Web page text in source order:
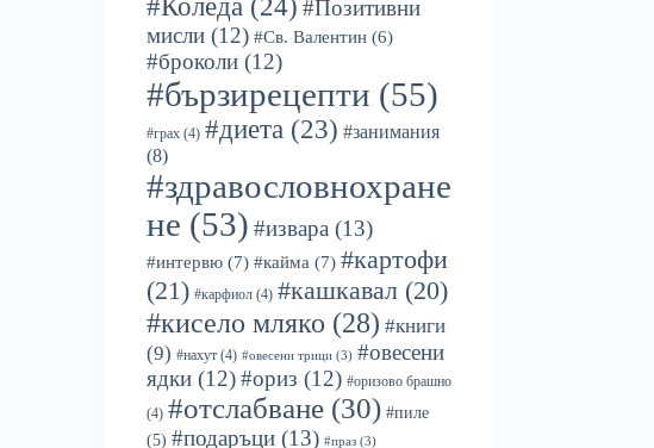
#Позитивни
мисли (12) #Св. Валентин (6)
#броколи (12)
#бързирецепти (55)
#грах (4) #диета (23) #занимания
(8)
#здравословнохране
не (53) #извара (13)
#интервю (7) #кайма (7) #картофи
(21) #карфиол (4) #кашкавал (20)
#кисело мляко (28) #книги
(9) #нахут (4) #овесени трици (3) #овесени
ядки (12)#ориз (12) #оризово брашно
(4) #отслабване (30) #пиле
(5) #подаръци (13) #праз (3)